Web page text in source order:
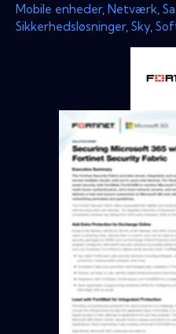
Mobile enheder, Netværk
Sikkerhedsløsninger, Sky